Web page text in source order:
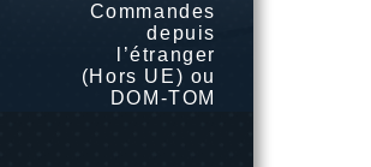
Commandes
depuis
l’étranger
(Hors UE) ou
DOM-TOM